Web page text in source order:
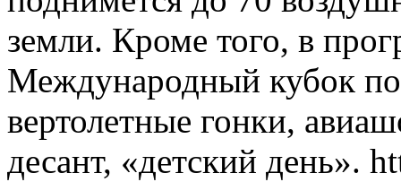
земли. Кроме того, в
Международный кубок по
вертолетные гонки,
десант, «детский день».